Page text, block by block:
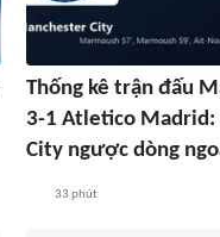
Thống kê trận đấu
3-1 Atletico
City ngược dòng
33 phút